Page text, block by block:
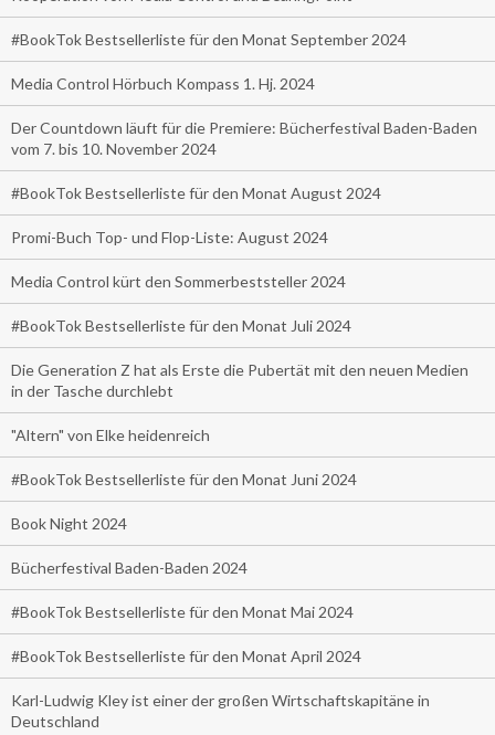
#BookTok Bestsellerliste für den Monat September 2024
Media Control Hörbuch Kompass 1. Hj. 2024
Der Countdown läuft für die Premiere: Bücherfestival Baden-Baden
vom 7. bis 10. November 2024
#BookTok Bestsellerliste für den Monat August 2024
Promi-Buch Top- und Flop-Liste: August 2024
Media Control kürt den Sommerbeststeller 2024
#BookTok Bestsellerliste für den Monat Juli 2024
Die Generation Z hat als Erste die Pubertät mit den neuen Medien
in der Tasche durchlebt
"Altern" von Elke heidenreich
#BookTok Bestsellerliste für den Monat Juni 2024
Book Night 2024
Bücherfestival Baden-Baden 2024
#BookTok Bestsellerliste für den Monat Mai 2024
#BookTok Bestsellerliste für den Monat April 2024
Karl-Ludwig Kley ist einer der großen Wirtschaftskapitäne in
Deutschland